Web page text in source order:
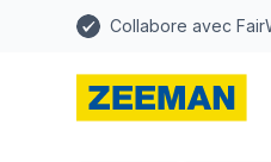
Collabore avec